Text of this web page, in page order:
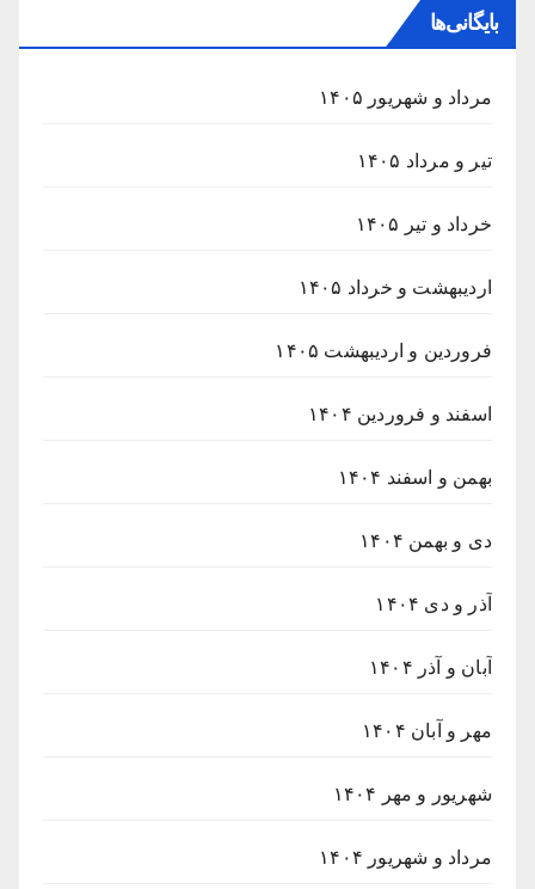
بایگانی‌ها
مرداد و شهریور ۱۴۰۵
تیر و مرداد ۱۴۰۵
خرداد و تیر ۱۴۰۵
اردیبهشت و خرداد ۱۴۰۵
فروردین و اردیبهشت ۱۴۰۵
اسفند و فروردین ۱۴۰۴
بهمن و اسفند ۱۴۰۴
دی و بهمن ۱۴۰۴
آذر و دی ۱۴۰۴
آبان و آذر ۱۴۰۴
مهر و آبان ۱۴۰۴
شهریور و مهر ۱۴۰۴
مرداد و شهریور ۱۴۰۴